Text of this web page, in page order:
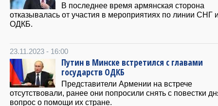
В последнее время армянская сторона
отказывалась от участия в мероприятиях по линии СНГ
ОДКБ.
23.11.2023 - 16:00
Путин в Минске встретился с главами
государств ОДКБ
Представители Армении на встрече
отсутствовали, ранее они попросили снять с повестки
вопрос о помощи их стране.